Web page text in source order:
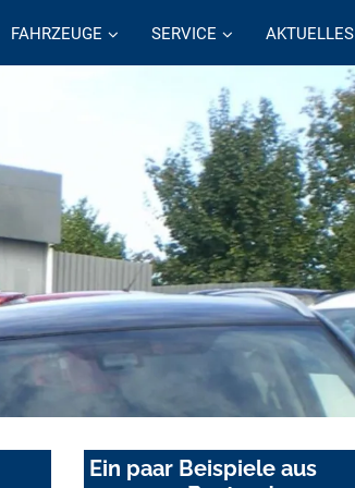
FAHRZEUGE SERVICE AKTUELLES
Ein paar Beispiele aus